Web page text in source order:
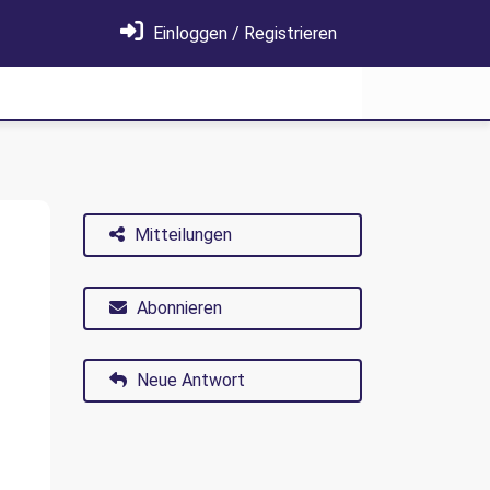
Einloggen / Registrieren
Mitteilungen
Abonnieren
Neue Antwort